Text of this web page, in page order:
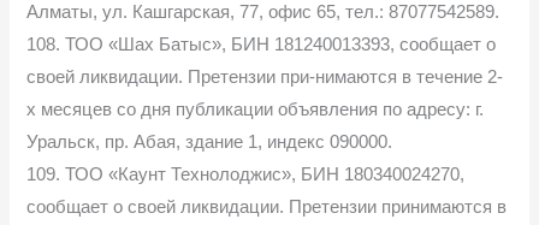
Алматы, ул. Кашгарская, 77, офис 65, тел.: 87077542589.
108. ТОО «Шах Батыс», БИН 181240013393, сообщает о
своей ликвидации. Претензии при-нимаются в течение 2-
х месяцев со дня публикации объявления по адресу: г.
Уральск, пр. Абая, здание 1, индекс 090000.
109. ТОО «Каунт Технолоджис», БИН 180340024270,
сообщает о своей ликвидации. Претензии принимаются в